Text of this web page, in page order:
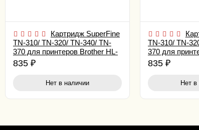
Картридж SuperFine
TN-310/ TN-320/ TN-340/ TN-
370 для принтеров Brother HL-
4150CDN/ 4570/ MFC9460CDN/
835 ₽
Нет в наличии
TN-310/ TN-
370 для
4150CDN/
835 ₽
Нет в